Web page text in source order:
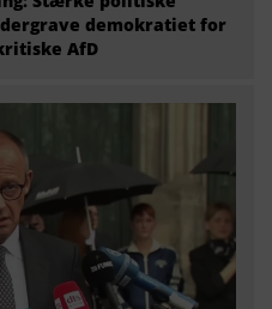
demokratiet for
AfD